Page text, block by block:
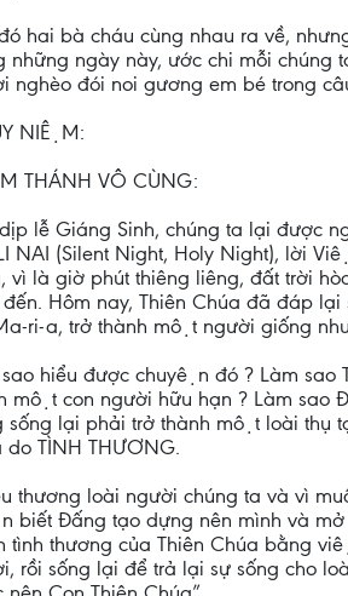
hai bà cháu cùng nhau ra về,
những ngày này, ước chi mỗi chúng
nghèo đói noi gương em bé trong
NIỆM:
THÁNH VÔ CÙNG:
lễ Giáng Sinh, chúng ta lại được
NAI (Silent Night, Holy Night), lời
vì là giờ phút thiêng liêng, đất trời
đến. Hôm nay, Thiên Chúa đã đáp
ri-a, trở thành một người giống
hiểu được chuyện đó ? Làm sao
một con người hữu hạn ? Làm sao
sống lại phải trở thành một loài thụ
do TÌNH THƯƠNG.
thương loài người chúng ta và vì
biết Đấng tạo dựng nên mình và
tình thương của Thiên Chúa bằng
rồi sống lại để trả lại sự sống cho